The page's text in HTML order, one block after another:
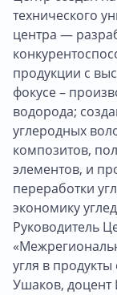
технического
центра —
продукции с
фокусе –
водорода;
углеродных
композитов,
элементов, и
переработки
экономику
Руководитель
угля в
Ушаков, доцент